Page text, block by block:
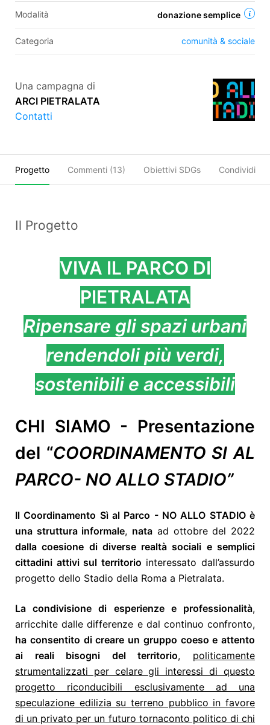
IT
ES
Modalità donazione semplice
Categoria comunità & sociale
Una campagna di
ARCI PIETRALATA
Contatti
Progetto Commenti (13) Obiettivi SDGs Condividi
Il Progetto
VIVA IL PARCO DI
PIETRALATA
Ripensare gli spazi urbani
rendendoli più verdi,
sostenibili e accessibili
CHI SIAMO - Presentazione
del “COORDINAMENTO SI AL
PARCO- NO ALLO STADIO”
Il Coordinamento Sì al Parco - NO ALLO STADIO è
una struttura informale, nata ad ottobre del 2022
dalla coesione di diverse realtà sociali e semplici
cittadini attivi sul territorio interessato dall’assurdo
progetto dello Stadio della Roma a Pietralata.
La condivisione di esperienze e professionalità,
arricchite dalle differenze e dal continuo confronto,
ha consentito di creare un gruppo coeso e attento
ai reali bisogni del territorio, politicamente
strumentalizzati per celare gli interessi di questo
progetto riconducibili esclusivamente ad una
speculazione edilizia su terreno pubblico in favore
di un privato per un futuro tornaconto politico di chi